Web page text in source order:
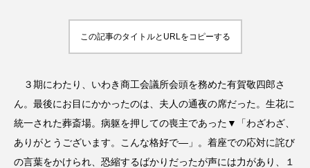
この記事のタイトルとURLをコピーする
３期にわたり、いわき商工会議所会頭を務めた有賀敬四郎さ
ん。最後にお目にかかったのは、夫人の通夜の席だった。生花に
統一された葬斎場。病躯を押しての喪主であった▼「わざわざ、
ありがとうございます。こんな格好で―」。着座での応対に詫び
の言葉をかけられ、恐縮するばかりだったが声には力があり、１